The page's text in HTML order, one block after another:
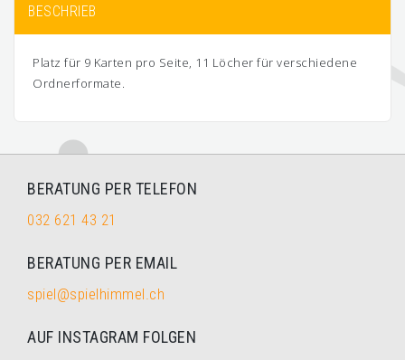
BESCHRIEB
Platz für 9 Karten pro Seite, 11 Löcher für verschiedene
Ordnerformate.
BERATUNG PER TELEFON
032 621 43 21
BERATUNG PER EMAIL
spiel@spielhimmel.ch
AUF INSTAGRAM FOLGEN